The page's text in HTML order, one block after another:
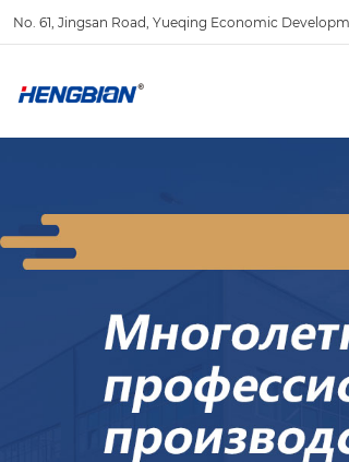
No. 61, Jingsan Road, Yueqing Economic